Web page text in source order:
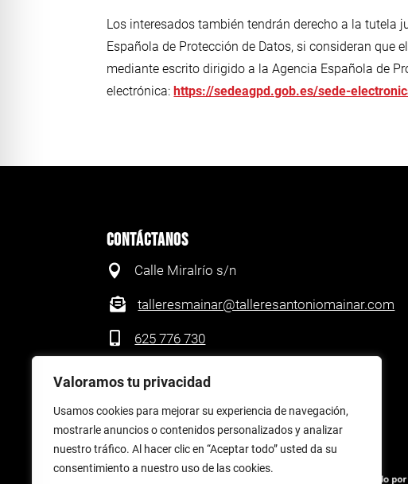
Valoramos tu privacidad
Usamos cookies para mejorar su experiencia de navegación,
mostrarle anuncios o contenidos personalizados y analizar
nuestro tráfico. Al hacer clic en “Aceptar todo” usted da su
consentimiento a nuestro uso de las cookies.
Los interesados también tendrán derecho a la tutela
Española de Protección de Datos, si consideran que
mediante escrito dirigido a la Agencia Española de
electrónica:https://sedeagpd.gob.es/sede-
CONTÁCTANOS
 Calle Miralrío s/n
 talleresmainar@talleresantoniomainar.com
 625 776 730
976 620 256